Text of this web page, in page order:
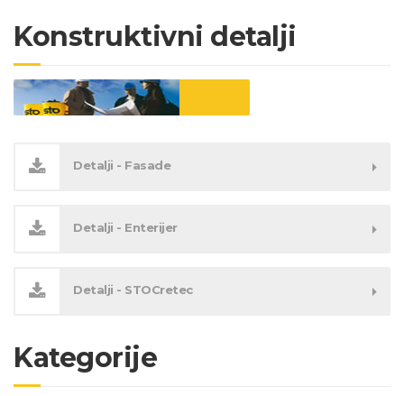
Konstruktivni detalji
Detalji - Fasade
Detalji - Enterijer
Detalji - STOCretec
Kategorije